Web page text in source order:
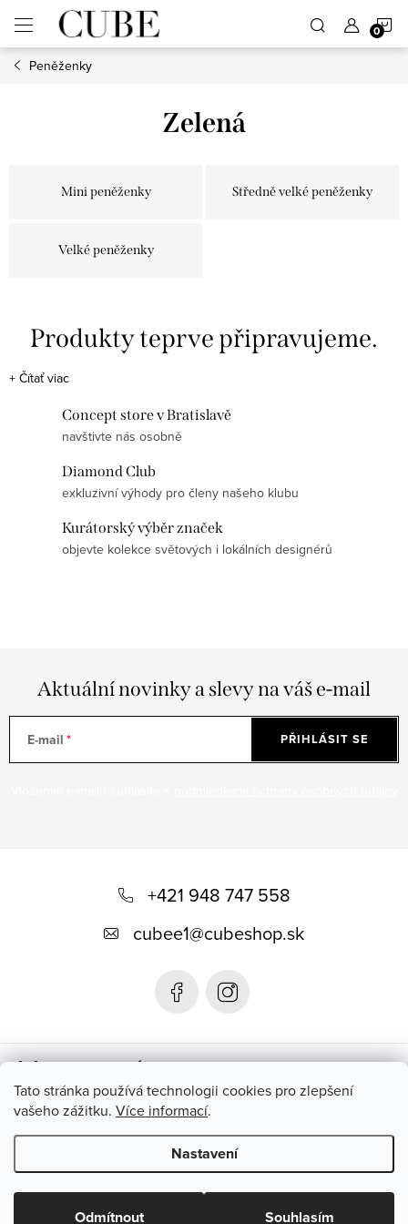
Tato stránka používá technologii cookies pro zlepšení
vašeho zážitku. Více informací.
Nastavení
Odmítnout Souhlasím
obsah
Peněženky
Zelená
Mini peněženky Středně velké peněženky
Velké peněženky
Produkty teprve připravujeme.
Můžete se ale podívat na ostatní kategorie.
ZPĚT DO OBCHODU
+ Čítať viac
Concept store v Bratislavě
navštivte nás osobně
Diamond Club
exkluzivní výhody pro členy našeho klubu
Kurátorský výběr značek
objevte kolekce světových i lokálních designérů
Aktuální novinky a slevy na váš e-mail
E-mail PŘIHLÁSIT SE
+421 948 747 558
cubee1@cubeshop.sk
Informace pro vás
Instagram
Copyright 2026CUBESHOP.SK. Všechna práva vyhrazena.
Upravit nastavení cookies